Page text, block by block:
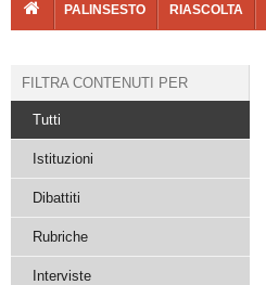
PALINSESTO RIASCOLTA
FILTRA CONTENUTI PER
Tutti
Istituzioni
Dibattiti
Rubriche
Interviste